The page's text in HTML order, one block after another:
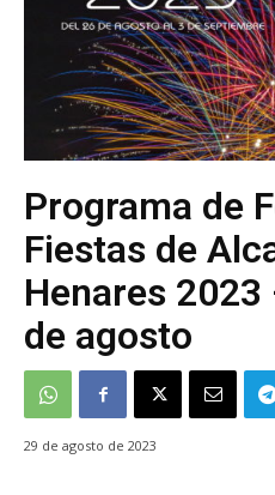
Programa de
Fiestas de
Henares
de agosto
29 de agosto de 2023